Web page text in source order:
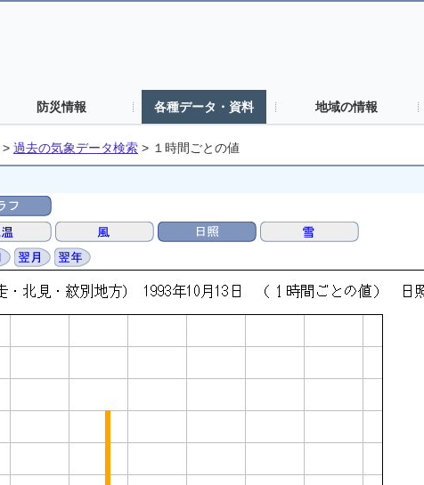
防災情報 各種データ・資料 地域の情報
> 過去の気象データ検索 > １時間ごとの値